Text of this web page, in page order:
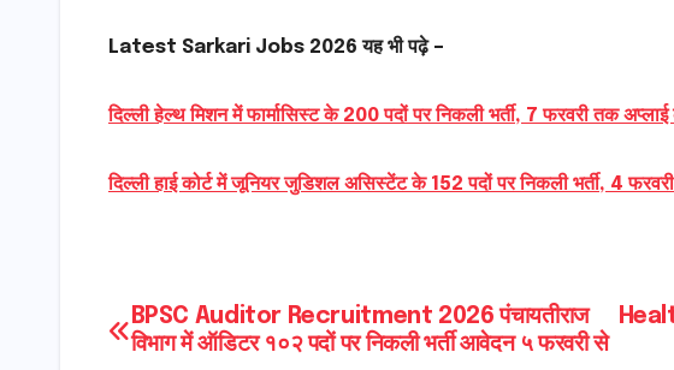
Latest Sarkari Jobs 2026 यह भी पढ़े –
दिल्ली हेल्थ मिशन में फार्मासिस्ट के 200 पदों पर निकली भर्ती, 7 फरवरी तक
दिल्ली हाई कोर्ट में जूनियर जुडिशल असिस्टेंट के 152 पदों पर निकली भर्ती, 4
Post
BPSC Auditor Recruitment 2026 पंचायतीराज
विभाग में ऑडिटर १०२ पदों पर निकली भर्ती आवेदन ५ फरवरी से